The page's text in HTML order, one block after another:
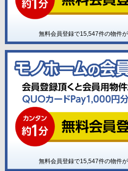
無料会員登録で15,547件の物件
無料会員登録で15,547件の物件